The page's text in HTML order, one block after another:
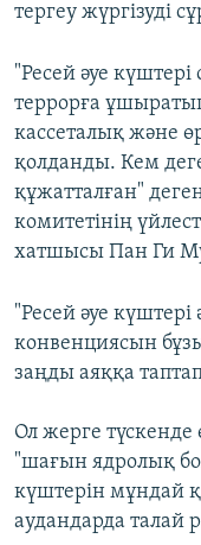
тергеу жүргізуді
"Ресей әуе
террорға
кассеталық және
қолданды. Кем
құжатталған"
комитетінің
хатшысы Пан Ги
"Ресей әуе
конвенциясын
заңды аяққа
Ол жерге түскенде
"шағын ядролық
күштерін мұндай
аудандарда талай